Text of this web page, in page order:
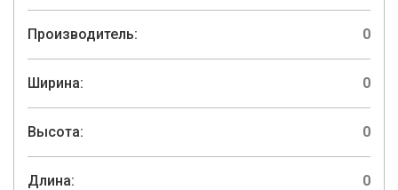
Производитель: 0
Ширина: 0
Высота: 0
Длина: 0